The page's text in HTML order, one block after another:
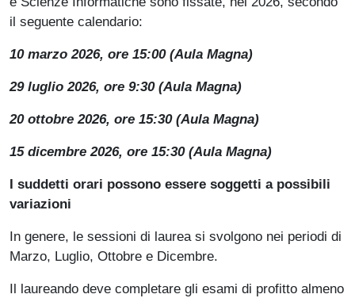
il seguente calendario:
10 marzo 2026, ore 15:00 (Aula Magna)
29 luglio 2026, ore 9:30 (Aula Magna)
20 ottobre 2026, ore 15:30 (Aula Magna)
15 dicembre 2026, ore 15:30 (Aula Magna)
I suddetti orari possono essere soggetti a possibili
variazioni
In genere, le sessioni di laurea si svolgono nei periodi di
Marzo, Luglio, Ottobre e Dicembre.
Il laureando deve completare gli esami di profitto almeno